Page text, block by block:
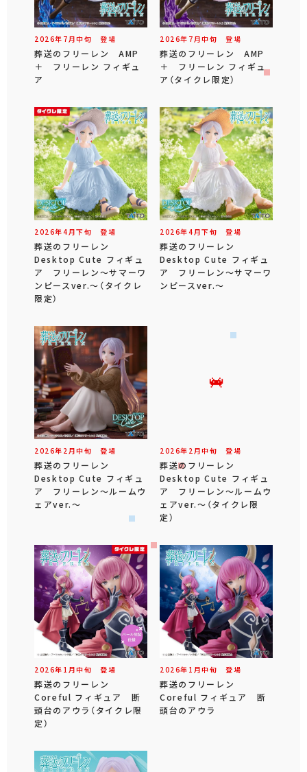
2026年 7 月中旬 登場
葬送のフリーレン AMP
＋ フリーレン フィギュ
ア
2026年 7 月中旬 登場
葬送のフリーレン AMP
＋ フリーレン フィギュ
ア（タイクレ限定）
2026年4 月下旬 登場
葬送のフリーレン
Desktop Cute フィギュ
ア フリーレン～サマーワ
ンピースver.～（タイクレ
限定）
2026年4 月下旬 登場
葬送のフリーレン
Desktop Cute フィギュ
ア フリーレン～サマーワ
ンピースver.～
2026年 2 月中旬 登場
葬送のフリーレン
Desktop Cute フィギュ
ア フリーレン～ルームウ
ェアver.～
2026年 2 月中旬 登場
葬送のフリーレン
Desktop Cute フィギュ
ア フリーレン～ルームウ
ェアver.～（タイクレ限
定）
2026年 1 月中旬 登場
葬送のフリーレン
Coreful フィギュア 断
頭台のアウラ（タイクレ限
定）
2026年 1 月中旬 登場
葬送のフリーレン
Coreful フィギュア 断
頭台のアウラ